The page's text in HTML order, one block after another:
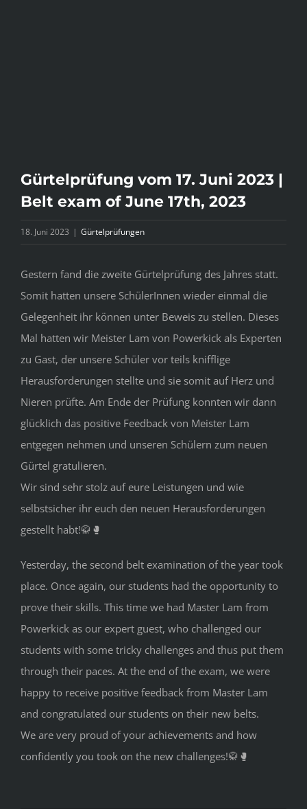
Gürtelprüfung vom 17. Juni 2023 |
Belt exam of June 17th, 2023
18. Juni 2023 | Gürtelprüfungen
Gestern fand die zweite Gürtelprüfung des Jahres statt.
Somit hatten unsere SchülerInnen wieder einmal die
Gelegenheit ihr können unter Beweis zu stellen. Dieses
Mal hatten wir Meister Lam von Powerkick als Experten
zu Gast, der unsere Schüler vor teils knifflige
Herausforderungen stellte und sie somit auf Herz und
Nieren prüfte. Am Ende der Prüfung konnten wir dann
glücklich das positive Feedback von Meister Lam
entgegen nehmen und unseren Schülern zum neuen
Gürtel gratulieren.
Wir sind sehr stolz auf eure Leistungen und wie
selbstsicher ihr euch den neuen Herausforderungen
gestellt habt!🥋🥊
Yesterday, the second belt examination of the year took
place. Once again, our students had the opportunity to
prove their skills. This time we had Master Lam from
Powerkick as our expert guest, who challenged our
students with some tricky challenges and thus put them
through their paces. At the end of the exam, we were
happy to receive positive feedback from Master Lam
and congratulated our students on their new belts.
We are very proud of your achievements and how
confidently you took on the new challenges!🥋🥊